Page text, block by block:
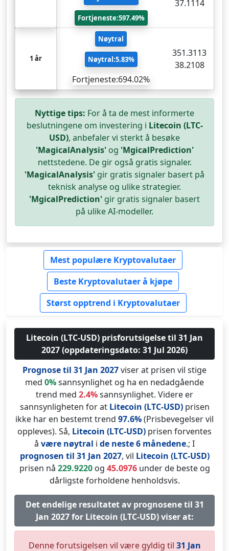
Fortjeneste:597.49%
37.1114
1 år
Nøytral
Nøytral:5.83%
Fortjeneste:694.02%
351.3113
38.2108
Nyttige tips: For å ta de mest informerte
beslutningene om investering i Litecoin (LTC-
USD), anbefaler vi sterkt å besøke
'MagicalAnalysis'og 'MgicalPrediction'
nettstedene. De gir også gratis signaler.
'MagicalAnalysis' gir gratis signaler basert på
teknisk analyse og ulike strategier.
'MgicalPrediction' gir gratis signaler basert
på ulike AI-modeller.
Mest populære Kryptovalutaer
Beste Kryptovalutaer å kjøpe
Størst opptrend i Kryptovalutaer
Litecoin (LTC-USD) prisforutsigelse til 31 Jan
2027 (oppdateringsdato: 31 Jul 2026)
Prognose til 31 Jan 2027viser at prisen vil stige
med 0%sannsynlighet og ha en nedadgående
trend med 2.4%sannsynlighet. Videre er
sannsynligheten for at Litecoin (LTC-USD)prisen
ikke har en bestemt trend 97.6%(Prisbevegelser vil
oppleves). Så, Litecoin (LTC-USD) prisen forventes
å være nøytral i de neste 6 månedene.; I
prognosen til 31 Jan 2027, vil Litecoin (LTC-USD)
prisen nå 229.9220og 45.0976under de beste og
dårligste forholdene henholdsvis.
Det endelige resultatet av prognosene til 31
Jan 2027 for Litecoin (LTC-USD) viser at:
Denne forutsigelsen vil være gyldig til 31 Jan